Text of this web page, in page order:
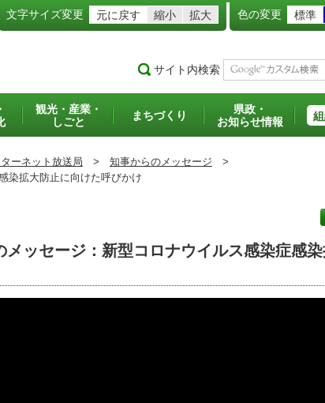
文字サイズ変更 元に戻す 縮小 拡大 色の変更 標準
サイト内検索
観光・産業・
しごと
まちづくり
県政・
お知らせ情報
ーネット放送局 > 知事からのメッセージ >
染拡大防止に向けた呼びかけ
ッセージ：新型コロナウイルス感染症感